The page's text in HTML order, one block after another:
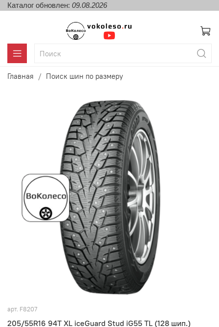
Каталог обновлен: 09.08.2026
Главная Поиск шин по размеру
арт. F8207
205/55R16 94T XL iceGuard Stud iG55 TL (128 шип.)